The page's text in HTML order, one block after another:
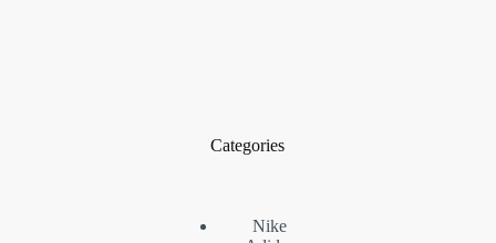
Categories
Nike